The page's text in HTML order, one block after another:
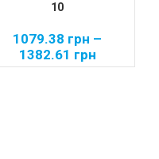
10
1079.38 грн –
1382.61 грн